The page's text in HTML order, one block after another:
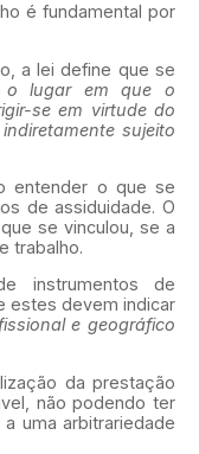
é fundamental por
a lei define que se
o lugar em que o
se em virtude do
sujeito
entender o que se
de assiduidade. O
se vinculou, se a
trabalho.
instrumentos de
estes devem indicar
e geográfico
da prestação
não podendo ter
uma arbitrariedade